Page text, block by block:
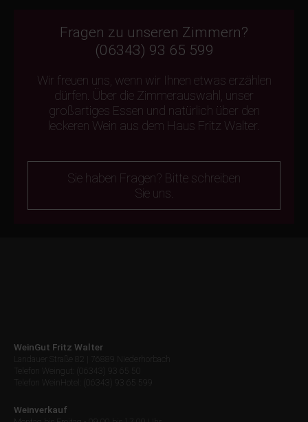
Fragen zu unseren Zimmern?
(06343) 93 65 599
Wir freuen uns, wenn wir Ihnen etwas erzählen
dürfen. Über die Zimmerauswahl, unser
großartiges Essen und natürlich über den
leckeren Wein aus dem Haus Fritz Walter.
Sie haben Fragen? Bitte schreiben
Sie uns.
WeinGut Fritz Walter
Landauer Straße 82 | 76889 Niederhorbach
Telefon Weingut: (06343) 93 65 50
Telefon WeinHotel: (06343) 93 65 599
Weinverkauf